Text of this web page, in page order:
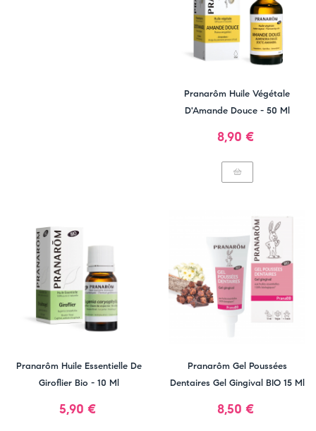
Pranarôm Huile Végétale
D'Amande Douce - 50 Ml
Prix
8,90 €
Pranarôm Huile Essentielle De
Giroflier Bio - 10 Ml
Prix
5,90 €
Pranarôm Gel Poussées
Dentaires Gel Gingival BIO 15 Ml
Prix
8,50 €